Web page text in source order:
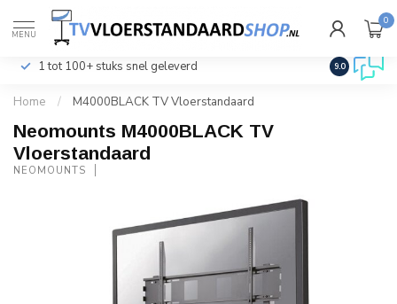
MENU
0
Incl. btw
1 tot 100+ stuks snel geleverd 9.0
Home / M4000BLACK TV Vloerstandaard
Neomounts M4000BLACK TV
Vloerstandaard
NEOMOUNTS